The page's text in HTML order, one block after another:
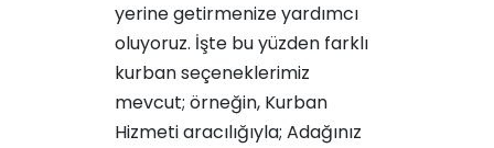
yerine getirmenize yardımcı
oluyoruz. İşte bu yüzden farklı
kurban seçeneklerimiz
mevcut; örneğin, Kurban
Hizmeti aracılığıyla; Adağınız